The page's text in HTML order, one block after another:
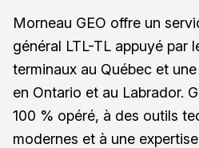
Morneau GEO offre un
général LTL-TL appuyé par
terminaux au Québec et
en Ontario et au Labrador.
100 % opéré, à des outils
modernes et à une